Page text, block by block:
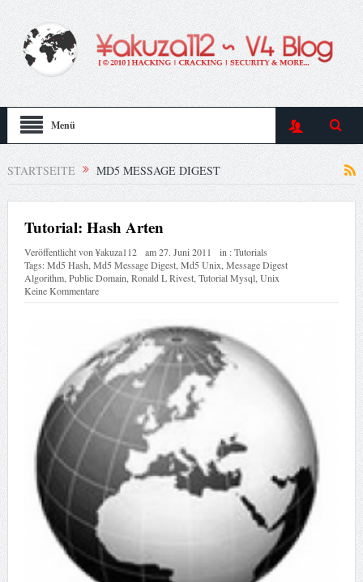
Menü
STARTSEITE MD5 MESSAGE DIGEST
Tutorial: Hash Arten
Veröffentlicht von¥akuza112 am27. Juni 2011 in :Tutorials
Tags:Md5 Hash Md5 Message Digest, Md5 Unix Message Digest
Algorithm, Public Domain Ronald L Rivest, Tutorial Mysql, Unix
Keine Kommentare